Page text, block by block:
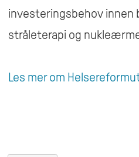
investeringsbehov innen
stråleterapi og
Les mer om